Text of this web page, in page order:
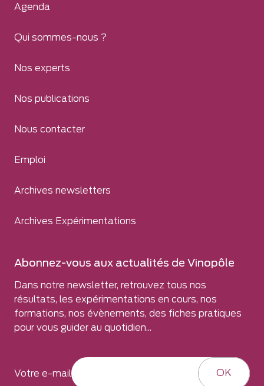
Agenda
Qui sommes-nous ?
Nos experts
Nos publications
Nous contacter
Emploi
Archives newsletters
Archives Expérimentations
Abonnez-vous aux actualités de Vinopôle
Dans notre newsletter, retrouvez tous nos
résultats, les expérimentations en cours, nos
formations, nos évènements, des fiches pratiques
pour vous guider au quotidien...
Votre e-mail OK